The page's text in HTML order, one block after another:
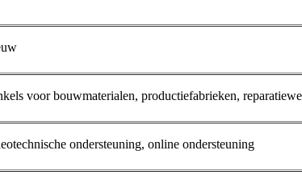
voor bouwmaterialen, productiefabrieken,
ondersteuning, online ondersteuning